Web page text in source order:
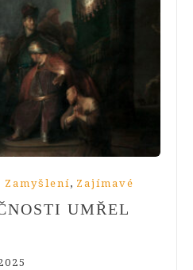
Zamyšlení, Zajímavé
UMŘEL